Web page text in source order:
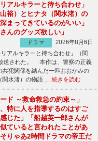
アルキラーと待ち合わせ」
山裕）とヒナタ（関水渚）の
まってきているのがいい」
んのグッズ欲しい」
ドラマ
2026年8月6日
アルキラーと待ち合わせ」（関
送された。 本作は、警察の正義
犯関係を結んだ一匹おおかみの
関水渚）の物語 … 続きを読む
ド ～救命救急の約束～」
、特に人を指導するのはすご
じた」「船越英一郎さんが
似ていると言われたことがあ
りゃあ2時間ドラマの帝王だ